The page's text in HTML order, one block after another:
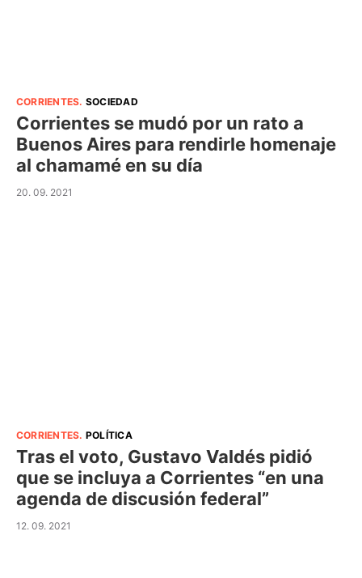
CORRIENTES. SOCIEDAD
Corrientes se mudó por un rato a
Buenos Aires para rendirle homenaje
al chamamé en su día
20. 09. 2021
CORRIENTES. POLÍTICA
Tras el voto, Gustavo Valdés pidió
que se incluya a Corrientes “en una
agenda de discusión federal”
12. 09. 2021